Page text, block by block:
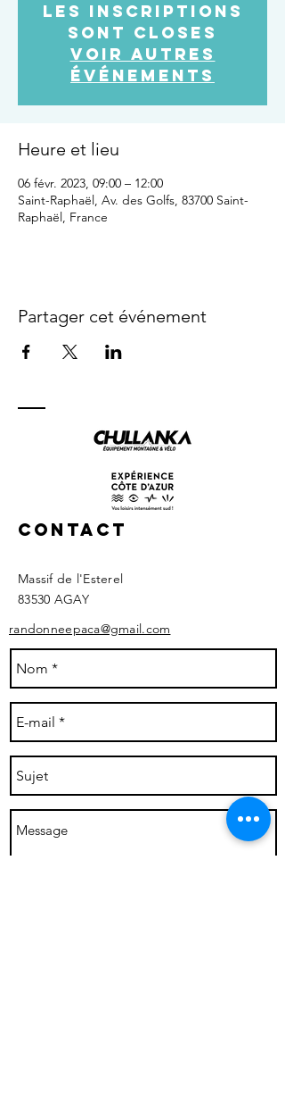
Les inscriptions
sont closes
Voir autres
événements
Heure et lieu
06 févr. 2023, 09:00 – 12:00
Saint-Raphaël, Av. des Golfs, 83700 Saint-
Raphaël, France
Partager cet événement
Contact
Massif de l'Esterel
83530 AGAY ​
randonneepaca@gmail.com